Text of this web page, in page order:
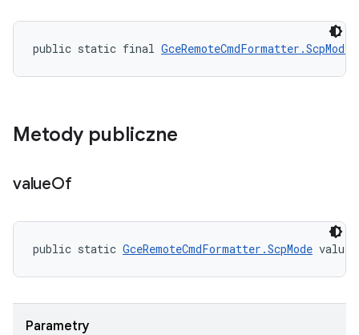
public static final GceRemoteCmdFormatter.ScpMode
Metody publiczne
valueOf
public static GceRemoteCmdFormatter.ScpMode
Parametry